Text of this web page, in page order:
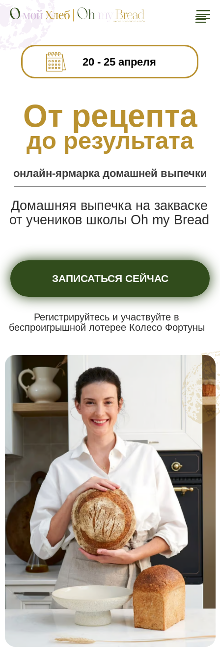
до результата
От рецепта
Домашняя выпечка на закваске
от учеников школы Oh my Bread
онлайн-ярмарка домашней выпечки
Регистрируйтесь и участвуйте в
20 - 25 апреля